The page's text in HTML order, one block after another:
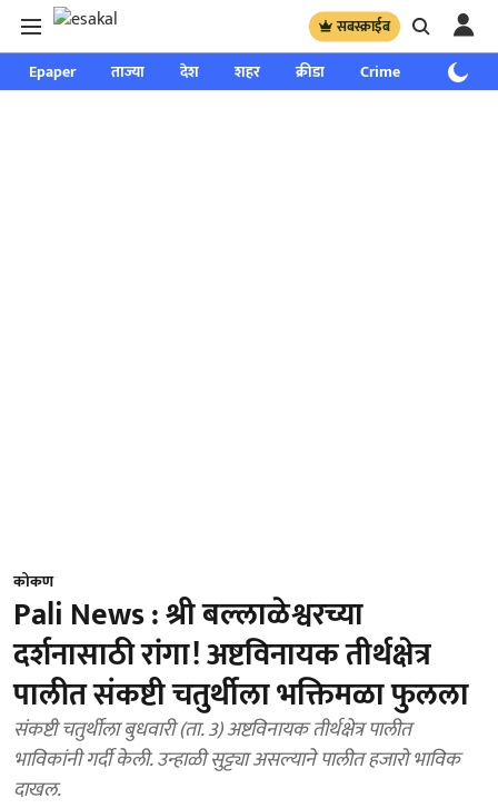
सबस्क्राईब
Epaper ताज्या देश शहर क्रीडा Crime साप्ताहिक
कोकण
Pali News : श्री बल्लाळेश्वरच्या
दर्शनासाठी रांगा! अष्टविनायक तीर्थक्षेत्र
पालीत संकष्टी चतुर्थीला भक्तिमळा फुलला
संकष्टी चतुर्थीला बुधवारी (ता. 3) अष्टविनायक तीर्थक्षेत्र पालीत
भाविकांनी गर्दी केली. उन्हाळी सुट्ट्या असल्याने पालीत हजारो भाविक
दाखल.